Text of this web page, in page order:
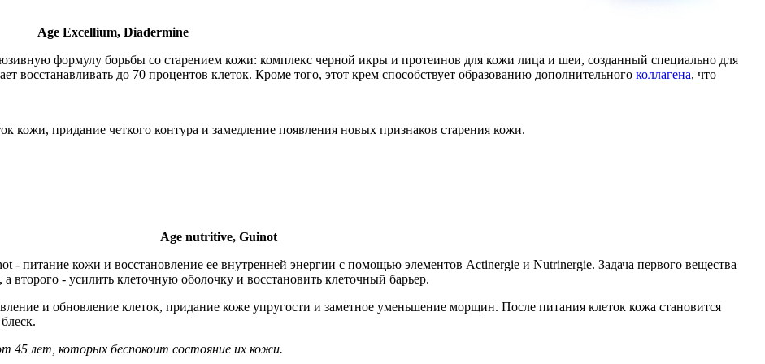
Age Excellium, Diadermine
формулу борьбы со старением кожи: комплекс черной икры и протеинов для кожи лица и шеи, созданный специально для
восстанавливать до 70 процентов клеток. Кроме того, этот крем способствует образованию дополнительного коллагена, что
кожи, придание четкого контура и замедление появления новых признаков старения кожи.
Age nutritive, Guinot
- питание кожи и восстановление ее внутренней энергии с помощью элементов Actinergie и Nutrinergie. Задача первого вещества
а второго - усилить клеточную оболочку и восстановить клеточный барьер.
и обновление клеток, придание коже упругости и заметное уменьшение морщин. После питания клеток кожа становится
45 лет, которых беспокоит состояние их кожи.